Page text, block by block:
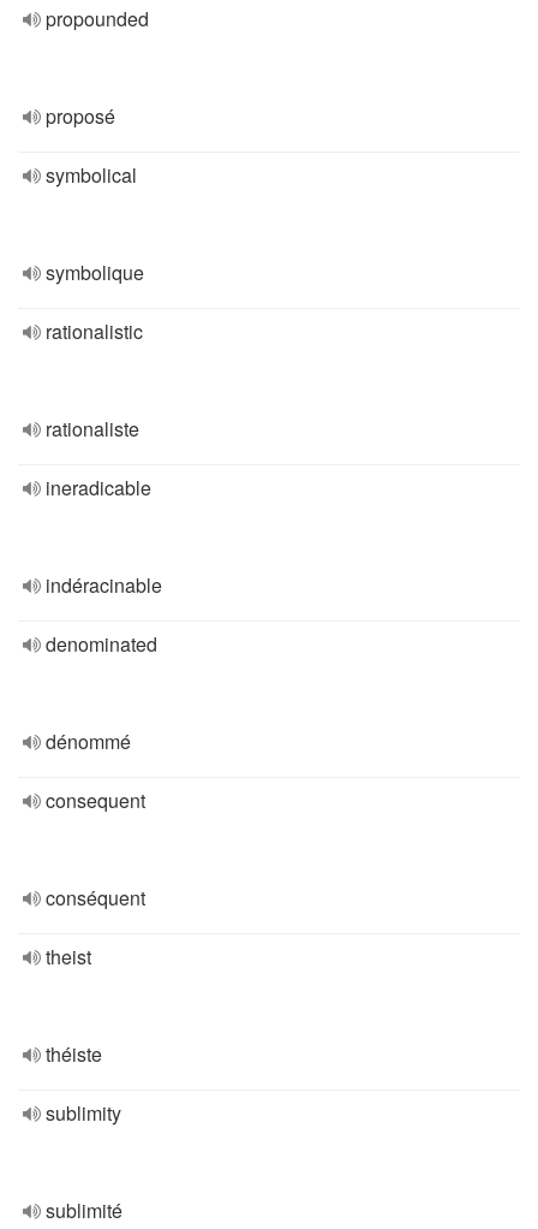
propounded
proposé
symbolical
symbolique
rationalistic
rationaliste
ineradicable
indéracinable
denominated
dénommé
consequent
conséquent
theist
théiste
sublimity
sublimité